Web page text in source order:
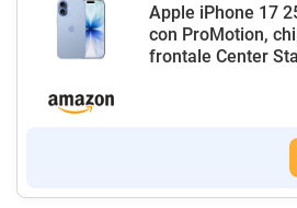
Apple iPhone 17
con ProMotion,
frontale Center